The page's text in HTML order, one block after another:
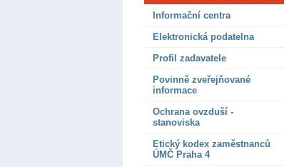
Informační centra
Elektronická podatelna
Profil zadavatele
Povinně zveřejňované
informace
Ochrana ovzduší -
stanoviska
Etický kodex zaměstnanců
ÚMČ Praha 4